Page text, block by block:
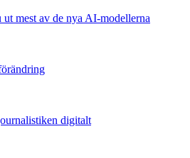
mest av de nya AI-modellerna
digitalt